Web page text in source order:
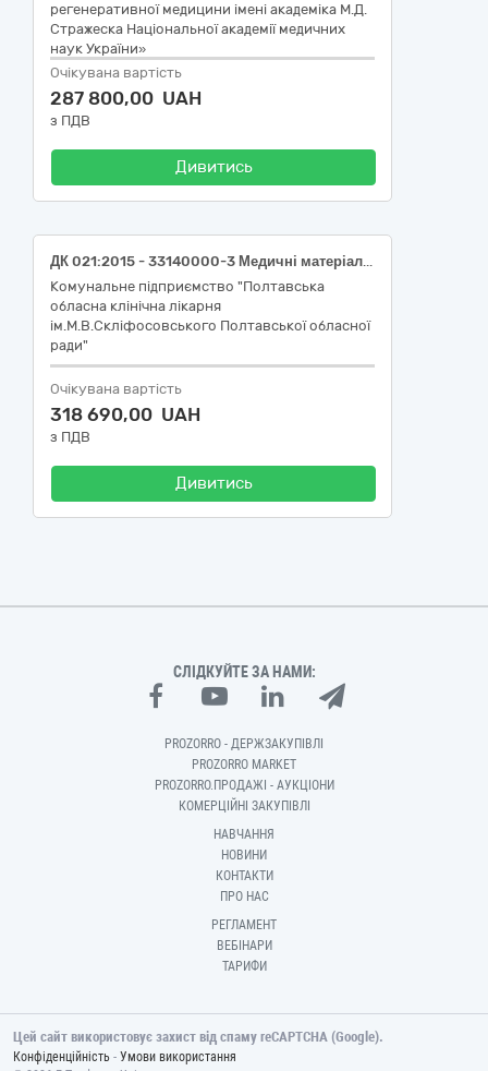
регенеративної медицини імені академіка М.Д.
Стражеска Національної академії медичних
наук України»
Очікувана вартість
287 800,00 UAH
з ПДВ
Дивитись
ДК 021:2015 - 33140000-3 Медичні матеріали: Катетер аспіраційний з вакуумконтролем (НК 024:2023: 10749 - Аспіраційний трахеальний катетер, НК 031:2024: R05010102); Зонд для ентерального харчування (НК 024:2023: 38561 - Зонд назогастральний/орогастральний, НК 031:2024: A030403 - Набори для ентерального харчування (зокрема за допомогою насоса), одноразові); Катетер Фолея латексний 2-х ходовий Fr18 (НК 024:2023: 34917 – Внутрішній уретральний дренажний катетер, НК 031:2024 – U020202); Дренаж Слабинского (Блейка) Fr15 (НК 024:2023: 11305 – Дренажна трубка для закритої рани, НК 031:2024: А060201); Контейнер для забору сечі стерильний без градуювання, не стійкий до автоклавування, 120 мл (НК 024:2023: 31400 – Контейнер для збирання проб сечі стерильний IVD (діагностика in vitro), НК 031:2024: W05010203); Сечоприймач педіатричний стерильний 100 мл (НК 024:2023: 58925 Сечоприймач для немовлят /педіатричний, під’єднаний до катетера, стерильний, НК 031:2024: A100103); Зонд шлунковий Ch/Fr 30 (НК 024:2023: 38561 - Зонд назогастральний/орогастральний, НК 031:2024: G02020101)
Комунальне підприємство "Полтавська
обласна клінічна лікарня
ім.М.В.Скліфосовського Полтавської обласної
ради"
Очікувана вартість
318 690,00 UAH
з ПДВ
Дивитись
СЛІДКУЙТЕ ЗА НАМИ:
PROZORRO - ДЕРЖЗАКУПІВЛІ
PROZORRO MARKET
PROZORRO.ПРОДАЖІ - АУКЦІОНИ
КОМЕРЦІЙНІ ЗАКУПІВЛІ
НАВЧАННЯ
НОВИНИ
КОНТАКТИ
ПРО НАС
РЕГЛАМЕНТ
ВЕБІНАРИ
ТАРИФИ
Цей сайт використовує захист від спаму reCAPTCHA (Google).
Конфіденційність - Умови використання